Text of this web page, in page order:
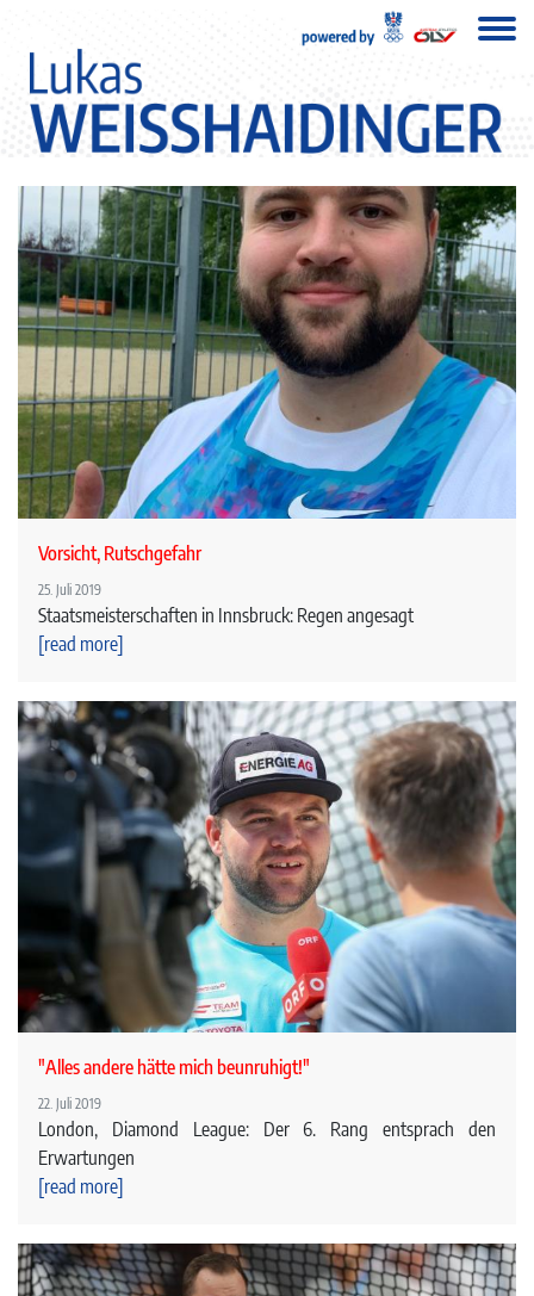
Vorsicht, Rutschgefahr
25. Juli 2019
Staatsmeisterschaften in Innsbruck: Regen angesagt
[read more]
"Alles andere hätte mich beunruhigt!"
22. Juli 2019
London, Diamond League: Der 6. Rang entsprach den
Erwartungen
[read more]